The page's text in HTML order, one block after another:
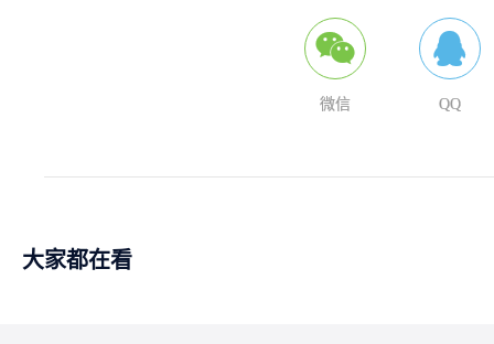
微信 QQ
大家都在看